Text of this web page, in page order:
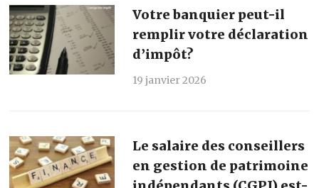
Votre banquier peut-il
remplir votre déclaration
d’impôt?
19 janvier 2026
Le salaire des conseillers
en gestion de patrimoine